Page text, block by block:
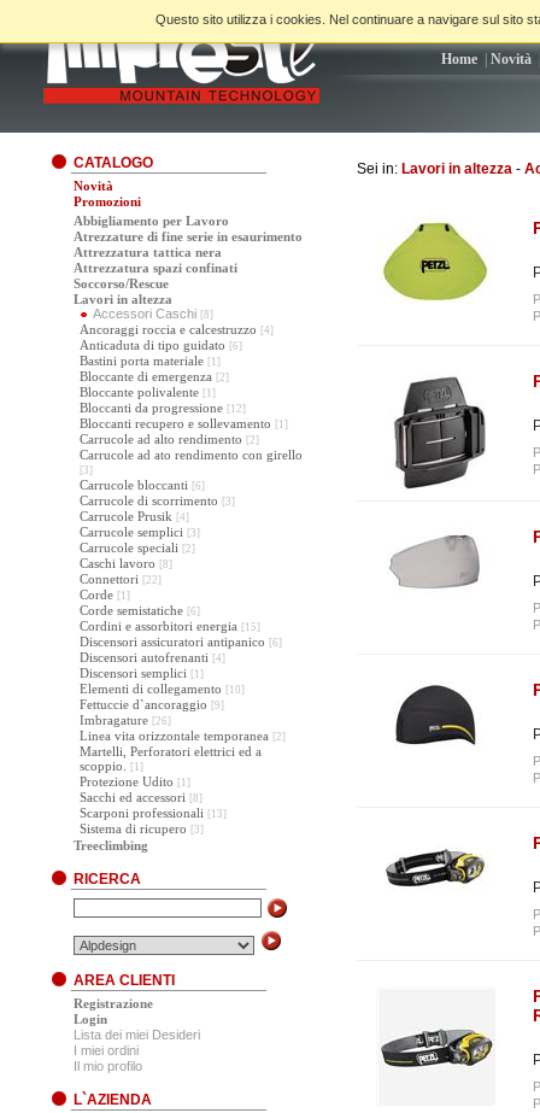
Questo sito utilizza i cookies. Nel continuare a navigare sul sito
Home Novità
CATALOGO
Novità
Promozioni
Abbigliamento per Lavoro
Atrezzature di fine serie in esaurimento
Attrezzatura tattica nera
Attrezzatura spazi confinati
Soccorso/Rescue
Lavori in altezza
Accessori Caschi [8]
Ancoraggi roccia e calcestruzzo [4]
Anticaduta di tipo guidato [6]
Bastini porta materiale [1]
Bloccante di emergenza [2]
Bloccante polivalente [1]
Bloccanti da progressione [12]
Bloccanti recupero e sollevamento [1]
Carrucole ad alto rendimento [2]
Carrucole ad ato rendimento con girello
[3]
Carrucole bloccanti [6]
Carrucole di scorrimento [3]
Carrucole Prusik [4]
Carrucole semplici [3]
Carrucole speciali [2]
Caschi lavoro [8]
Connettori [22]
Corde [1]
Corde semistatiche [6]
Cordini e assorbitori energia [15]
Discensori assicuratori antipanico [6]
Discensori autofrenanti [4]
Discensori semplici [1]
Elementi di collegamento [10]
Fettuccie d`ancoraggio [9]
Imbragature [26]
Linea vita orizzontale temporanea [2]
Martelli, Perforatori elettrici ed a
scoppio.
[1]
Protezione Udito [1]
Sacchi ed accessori [8]
Scarponi professionali [13]
Sistema di ricupero [3]
Treeclimbing
RICERCA
AREA CLIENTI
Registrazione
Login
Lista dei miei Desideri
I miei ordini
Il mio profilo
L`AZIENDA
Sei in: Lavori in altezza -